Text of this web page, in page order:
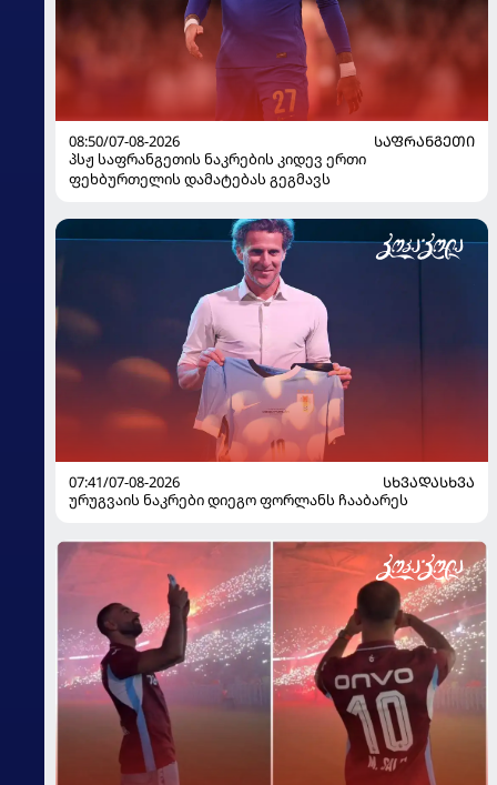
08:50/07-08-2026
ᲡᲐᲤᲠᲐᲜᲒᲔᲗᲘ
პსჟ საფრანგეთის ნაკრების კიდევ ერთი
ფეხბურთელის დამატებას გეგმავს
07:41/07-08-2026
ᲡᲮᲕᲐᲓᲐᲡᲮᲕᲐ
ურუგვაის ნაკრები დიეგო ფორლანს ჩააბარეს